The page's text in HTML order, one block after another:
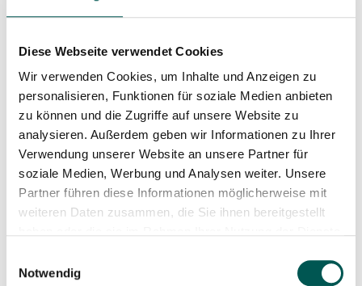
Diese Webseite verwendet Cookies
Wir verwenden Cookies, um Inhalte und Anzeigen zu
personalisieren, Funktionen für soziale Medien anbieten
zu können und die Zugriffe auf unsere Website zu
analysieren. Außerdem geben wir Informationen zu Ihrer
Verwendung unserer Website an unsere Partner für
soziale Medien, Werbung und Analysen weiter. Unsere
Partner führen diese Informationen möglicherweise mit
weiteren Daten zusammen, die Sie ihnen bereitgestellt
Notwendig
Bakfiets E-Daycare
5.389,00€
In den Warenkorb
Bakfiets E-Shadow Long
4.999,00 €
In den Warenkorb